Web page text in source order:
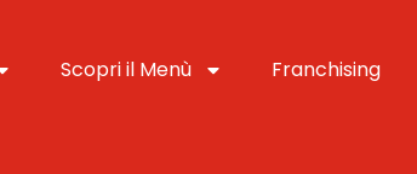
Scopri il Menù Franchising